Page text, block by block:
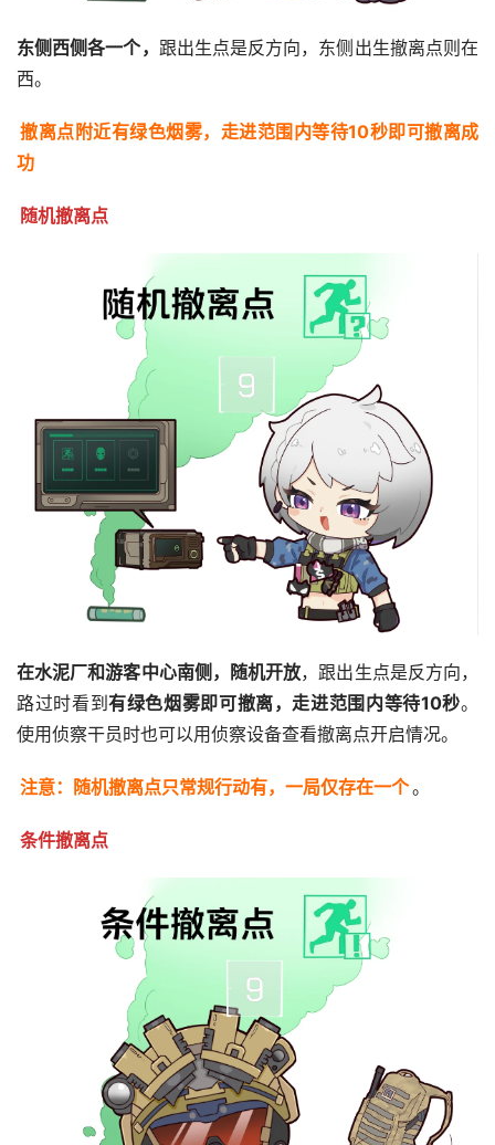
东侧西侧各一个， 跟出生点是反方向，东侧出生撤离点则在
西。
撤离点附近有绿色烟雾，走进范围内等待10秒即可撤离成
功
随机撤离点
在水泥厂和游客中心南侧，随机开放，跟出生点是反方向，
路过时看到有绿色烟雾即可撤离，走进范围内等待10秒。
使用侦察干员时也可以用侦察设备查看撤离点开启情况。
注意：随机撤离点只常规行动有，一局仅存在一个。
条件撤离点